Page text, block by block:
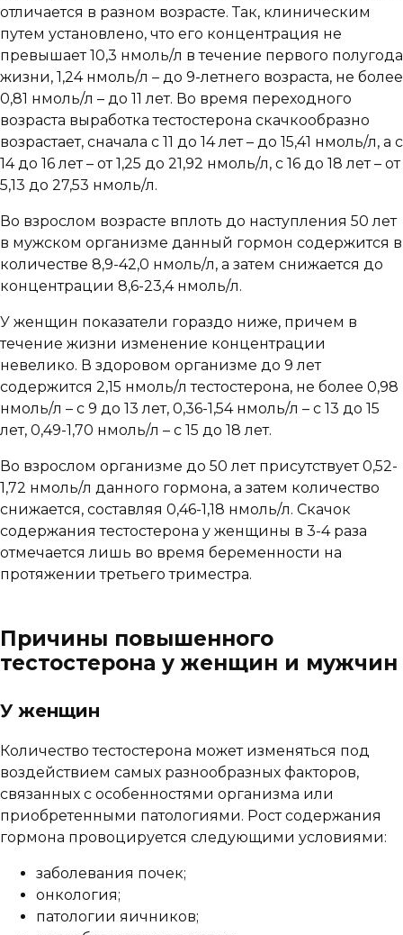
отличается в разном возрасте. Так, клиническим
путем установлено, что его концентрация не
превышает 10,3 нмоль/л в течение первого полугода
жизни, 1,24 нмоль/л – до 9-летнего возраста, не более
0,81 нмоль/л – до 11 лет. Во время переходного
возраста выработка тестостерона скачкообразно
возрастает, сначала с 11 до 14 лет – до 15,41 нмоль/л, а с
14 до 16 лет – от 1,25 до 21,92 нмоль/л, с 16 до 18 лет – от
5,13 до 27,53 нмоль/л.
Во взрослом возрасте вплоть до наступления 50 лет
в мужском организме данный гормон содержится в
количестве 8,9-42,0 нмоль/л, а затем снижается до
концентрации 8,6-23,4 нмоль/л.
У женщин показатели гораздо ниже, причем в
течение жизни изменение концентрации
невелико. В здоровом организме до 9 лет
содержится 2,15 нмоль/л тестостерона, не более 0,98
нмоль/л – с 9 до 13 лет, 0,36-1,54 нмоль/л – с 13 до 15
лет, 0,49-1,70 нмоль/л – с 15 до 18 лет.
Во взрослом организме до 50 лет присутствует 0,52-
1,72 нмоль/л данного гормона, а затем количество
снижается, составляя 0,46-1,18 нмоль/л. Скачок
содержания тестостерона у женщины в 3-4 раза
отмечается лишь во время беременности на
протяжении третьего триместра.
Причины повышенного
тестостерона у женщин и мужчин
У женщин
Количество тестостерона может изменяться под
воздействием самых разнообразных факторов,
связанных с особенностями организма или
приобретенными патологиями. Рост содержания
гормона провоцируется следующими условиями:
заболевания почек;
онкология;
патологии яичников;